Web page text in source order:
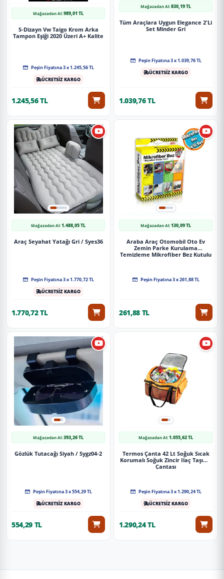
Mağazadan Al:989,01 TL
S-Dizayn Vw Taigo Krom Arka
Tampon Eşiği 2020 Üzeri A+ Kalite
Peşin Fiyatına 3 x 1.245,56 TL
ÜCRETSİZ KARGO
1.245,56 TL
Mağazadan Al:830,19 TL
Tüm Araçlara Uygun Elegance 2'Li
Set Minder Gri
Peşin Fiyatına 3 x 1.039,76 TL
ÜCRETSİZ KARGO
1.039,76 TL
Mağazadan Al:1.488,05 TL
Araç Seyahat Yatağı Gri / Syes36
Peşin Fiyatına 3 x 1.770,72 TL
ÜCRETSİZ KARGO
1.770,72 TL
Mağazadan Al:130,09 TL
Araba Araç Otomobil Oto Ev
Zemin Parke Kurulama
Temizleme Mikrofiber Bez Kutulu
Peşin Fiyatına 3 x 261,88 TL
261,88 TL
Mağazadan Al:393,26 TL
Gözlük Tutacağı Siyah / Sygz04-2
Peşin Fiyatına 3 x 554,29 TL
ÜCRETSİZ KARGO
554,29 TL
Mağazadan Al:1.055,62 TL
Termos Çanta 42 Lt Soğuk Sıcak
Korumalı Soğuk Zincir Ilaç Taşıma
Çantası
Peşin Fiyatına 3 x 1.290,24 TL
ÜCRETSİZ KARGO
1.290,24 TL